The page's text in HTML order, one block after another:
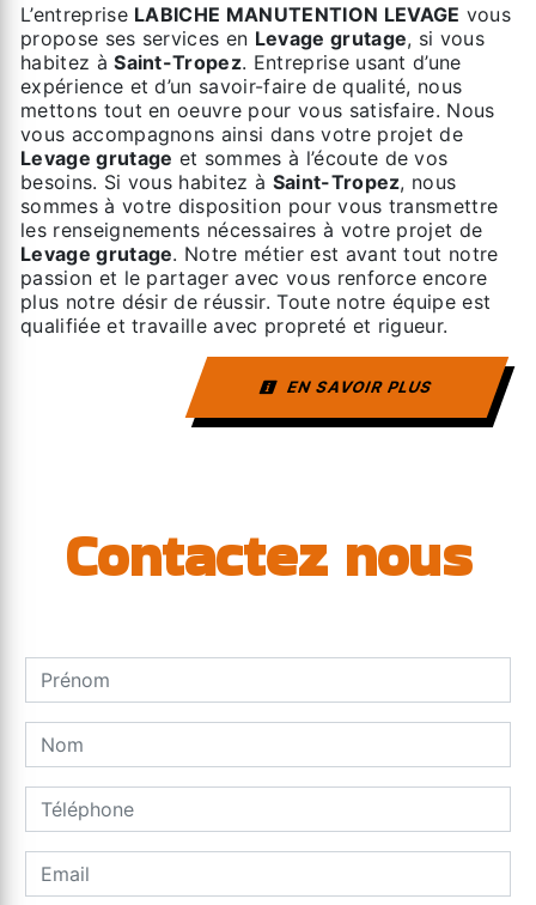
L’entreprise LABICHE MANUTENTION LEVAGE vous
propose ses services en Levage grutage, si vous
habitez àSaint-Tropez. Entreprise usant d’une
expérience et d’un savoir-faire de qualité, nous
mettons tout en oeuvre pour vous satisfaire. Nous
vous accompagnons ainsi dans votre projet de
Levage grutage et sommes à l’écoute de vos
besoins. Si vous habitez à Saint-Tropez, nous
sommes à votre disposition pour vous transmettre
les renseignements nécessaires à votre projet de
Levage grutage. Notre métier est avant tout notre
passion et le partager avec vous renforce encore
plus notre désir de réussir. Toute notre équipe est
qualifiée et travaille avec propreté et rigueur.
EN SAVOIR PLUS
Contactez nous